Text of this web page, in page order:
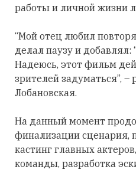
работы и личной жизни
“Мой отец любил
делал паузу и добавлял:
Надеюсь, этот фильм
зрителей задуматься”, –
Лобановская.
На данный момент
финализации сценария,
кастинг главных
команды, разработка